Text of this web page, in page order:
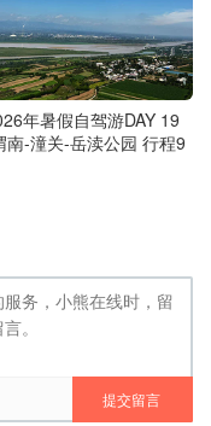
年暑假自驾游DAY 19
南-潼关-岳渎公园 行程9
提交留言